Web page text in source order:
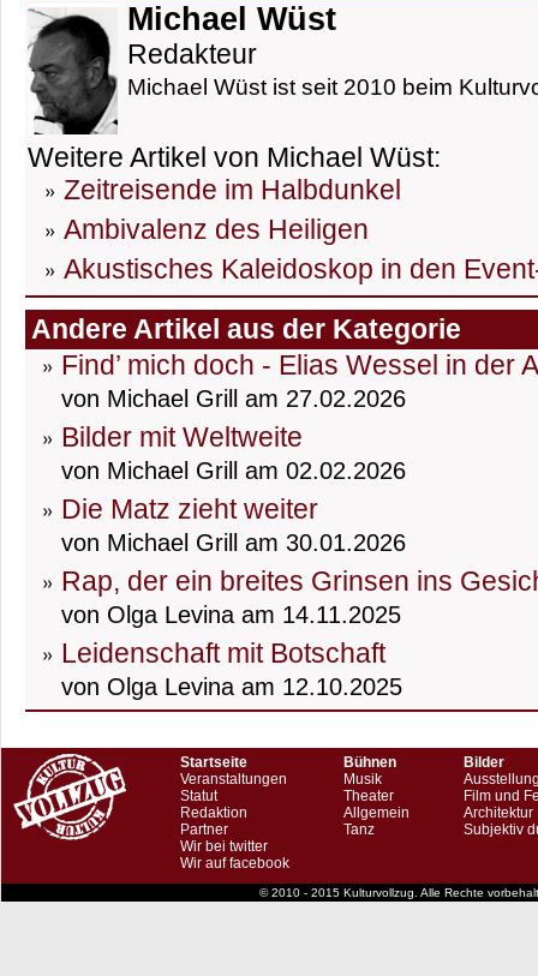
Michael Wüst
Redakteur
Michael Wüst ist seit 2010 beim
Weitere Artikel von Michael Wüst:
Zeitreisende im Halbdunkel
Ambivalenz des Heiligen
Akustisches Kaleidoskop in den
Andere Artikel aus der Kategorie
Find’ mich doch - Elias Wessel in der
von Michael Grill am 27.02.2026
Bilder mit Weltweite
von Michael Grill am 02.02.2026
Die Matz zieht weiter
von Michael Grill am 30.01.2026
Rap, der ein breites Grinsen ins
von Olga Levina am 14.11.2025
Leidenschaft mit Botschaft
von Olga Levina am 12.10.2025
Startseite
Veranstaltungen
Statut
Redaktion
Partner
Wir bei twitter
Wir auf facebook
Bühnen
Musik
Theater
Allgemein
Tanz
Bilder
Film und
Architektur
Subjektiv
© 2010 - 2015 Kulturvollzug. Alle Rechte